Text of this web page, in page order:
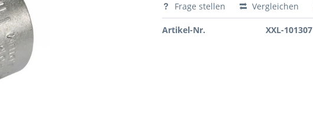
Frage stellen Vergleichen
Artikel-Nr. XXL-101307